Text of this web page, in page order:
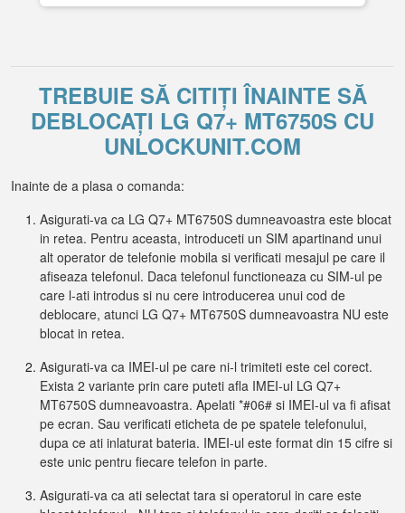
TREBUIE SĂ CITIȚI ÎNAINTE SĂ
DEBLOCAȚI LG Q7+ MT6750S CU
UNLOCKUNIT.COM
Inainte de a plasa o comanda:
Asigurati-va ca LG Q7+ MT6750S dumneavoastra este blocat
in retea. Pentru aceasta, introduceti un SIM apartinand unui
alt operator de telefonie mobila si verificati mesajul pe care il
afiseaza telefonul. Daca telefonul functioneaza cu SIM-ul pe
care l-ati introdus si nu cere introducerea unui cod de
deblocare, atunci LG Q7+ MT6750S dumneavoastra NU este
blocat in retea.
Asigurati-va ca IMEI-ul pe care ni-l trimiteti este cel corect.
Exista 2 variante prin care puteti afla IMEI-ul LG Q7+
MT6750S dumneavoastra. Apelati *#06# si IMEI-ul va fi afisat
pe ecran. Sau verificati eticheta de pe spatele telefonului,
dupa ce ati inlaturat bateria. IMEI-ul este format din 15 cifre si
este unic pentru fiecare telefon in parte.
Asigurati-va ca ati selectat tara si operatorul in care este